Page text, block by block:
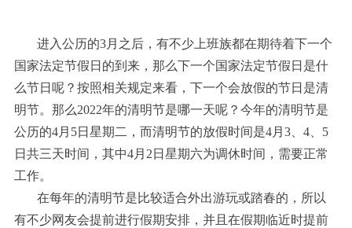
进入公历的3月之后，有不少上班族都在期待着下一个
国家法定节假日的到来，那么下一个国家法定节假日是什
么节日呢？按照相关规定来看，下一个会放假的节日是清
明节。那么2022年的清明节是哪一天呢？今年的清明节是
公历的4月5日星期二，而清明节的放假时间是4月3、4、5
日共三天时间，其中4月2日星期六为调休时间，需要正常
工作。
在每年的清明节是比较适合外出游玩或踏春的，所以
有不少网友会提前进行假期安排，并且在假期临近时提前